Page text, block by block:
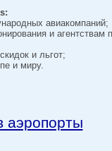
авиакомпаний;
и
и льгот;
и миру.
аэропорты